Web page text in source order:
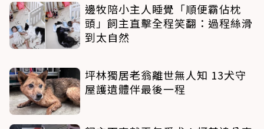
邊牧陪小主人睡覺「順便霸佔枕
頭」飼主直擊全程笑翻：過程絲滑
到太自然
坪林獨居老翁離世無人知 13犬守
屋護遺體伴最後一程